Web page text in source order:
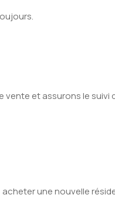
et assurons le
une nouvelle